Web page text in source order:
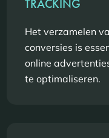
TRACKING
Het verzamelen
conversies is
online
te optimaliseren.